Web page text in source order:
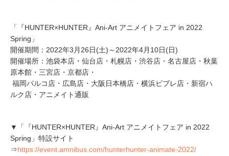
「『HUNTER×HUNTER』Ani-Art アニメイトフェア in 2022
Spring」
開催期間：2022年3月26日(土)～2022年4月10日(日)
開催場所：池袋本店・仙台店・札幌店・渋谷店・名古屋店・秋葉
原本館・三宮店・京都店・
福岡パルコ店・広島店・大阪日本橋店・横浜ビブレ店・新宿ハ
ルク店・アニメイト通販
▼「『HUNTER×HUNTER』Ani-Art アニメイトフェア in 2022
Spring」特設サイト
⇒https://event.amnibus.com/hunterhunter-animate-2022/